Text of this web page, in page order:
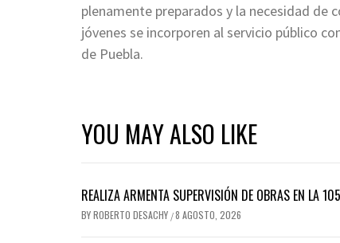
plenamente preparados y la necesidad
jóvenes se incorporen al servicio público
de Puebla.
YOU MAY ALSO LIKE
REALIZA ARMENTA SUPERVISIÓN DE OBRAS EN LA
BYROBERTO DESACHY /8 AGOSTO, 2026